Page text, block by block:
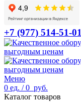
+7 (977) 514-51-01
Меню
0 ед. / 0 руб.
Каталог товаров